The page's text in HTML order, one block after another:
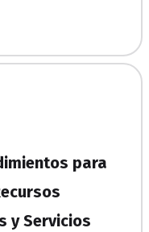
para
y Servicios